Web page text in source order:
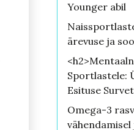
Younger abil
ärevuse ja
Sportlastele:
Esituse
Omega-3